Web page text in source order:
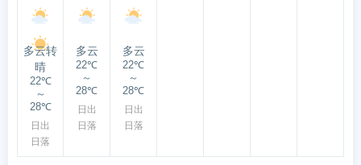
多云转
晴
22℃
～
28℃
日出
日落
多云
22℃
～
28℃
日出
日落
多云
22℃
～
28℃
日出
日落